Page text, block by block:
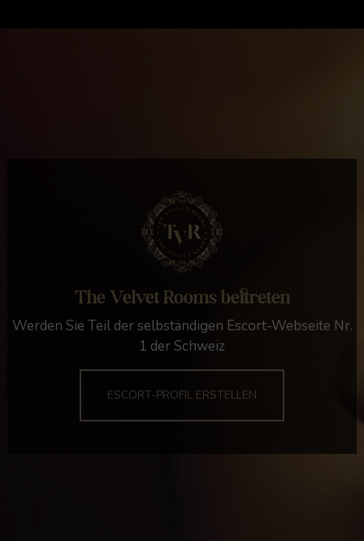
The Velvet Rooms beitreten
Werden Sie Teil der selbständigen Escort-Webseite Nr.
1 der Schweiz
ESCORT-PROFIL ERSTELLEN